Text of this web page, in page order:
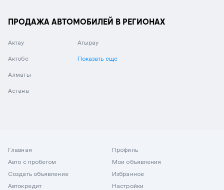
ПРОДАЖА АВТОМОБИЛЕЙ В РЕГИОНАХ
Актау
Актобе
Алматы
Астана
Атырау
Показать еще
Главная
Авто с пробегом
Создать объявление
Автокредит
Профиль
Мои объявления
Избранное
Настройки